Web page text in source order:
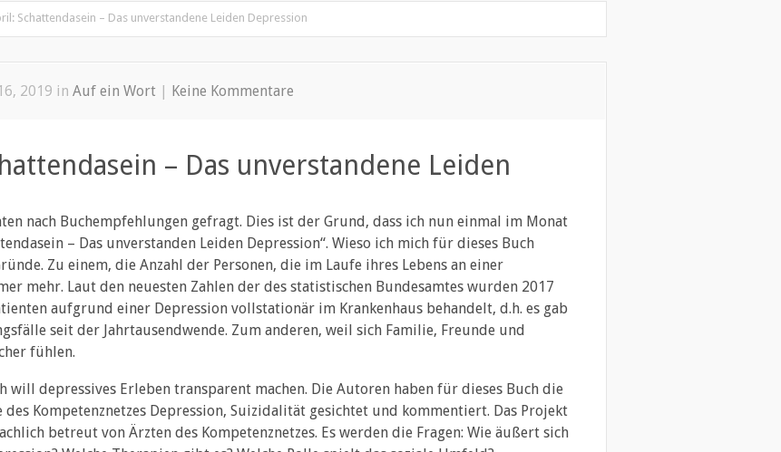
Schattendasein – Das unverstandene Leiden Depression
2019 in Auf ein Wort | Keine Kommentare
– Das unverstandene Leiden
nach Buchempfehlungen gefragt. Dies ist der Grund, dass ich nun einmal im Monat
– Das unverstanden Leiden Depression“. Wieso ich mich für dieses Buch
Zu einem, die Anzahl der Personen, die im Laufe ihres Lebens an einer
mehr. Laut den neuesten Zahlen der des statistischen Bundesamtes wurden 2017
aufgrund einer Depression vollstationär im Krankenhaus behandelt, d.h. es gab
seit der Jahrtausendwende. Zum anderen, weil sich Familie, Freunde und
fühlen.
will depressives Erleben transparent machen. Die Autoren haben für dieses Buch die
des Kompetenznetzes Depression, Suizidalität gesichtet und kommentiert. Das Projekt
betreut von Ärzten des Kompetenznetzes. Es werden die Fragen: Wie äußert sich